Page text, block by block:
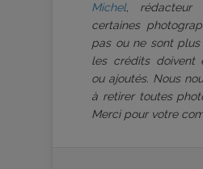
Michel, rédacteur
certaines
pas ou ne sont plus
les crédits doivent
ou ajoutés. Nous
à retirer toutes
Merci pour votre